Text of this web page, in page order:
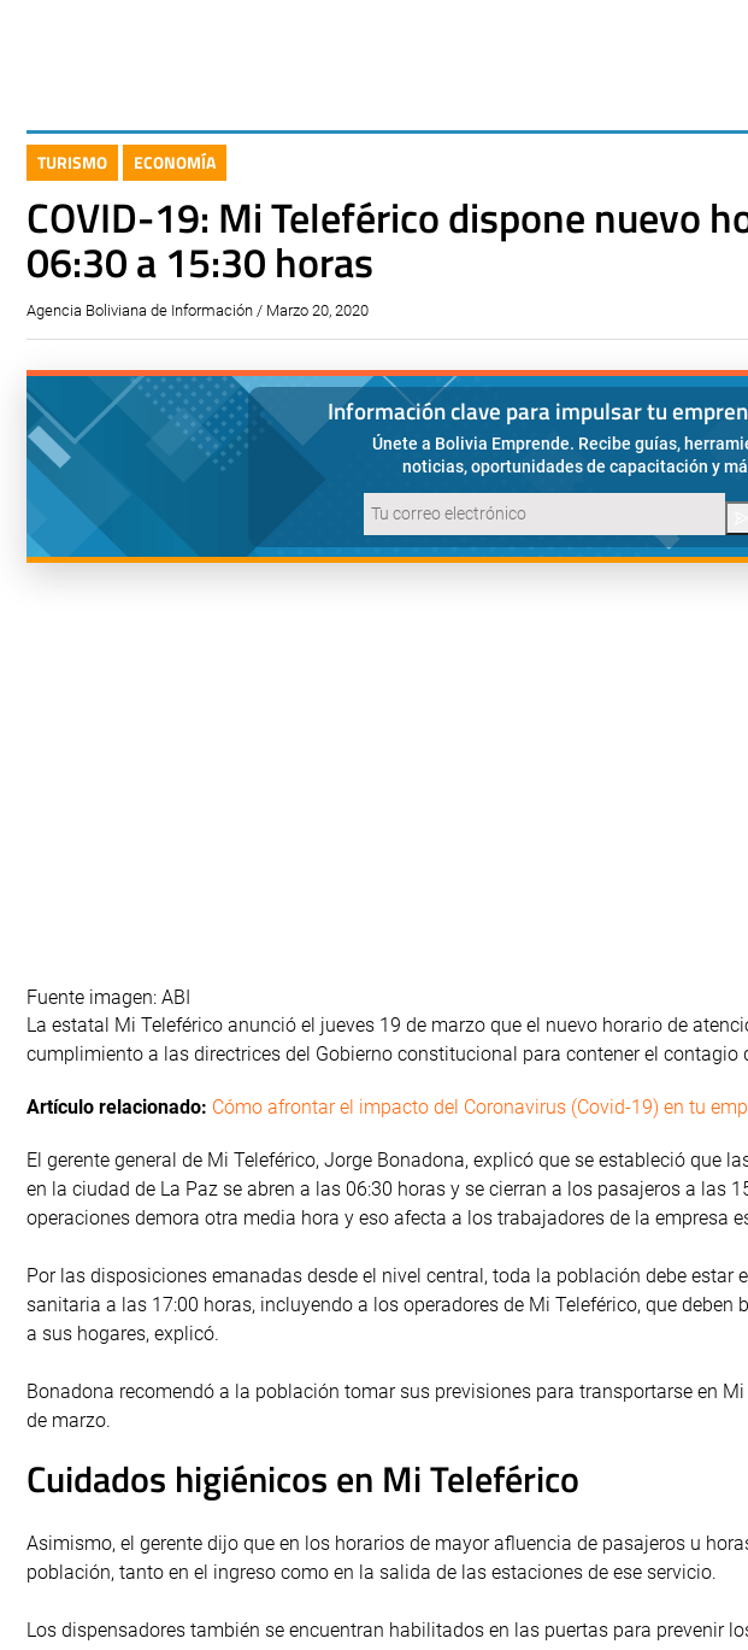
TURISMO ECONOMÍA
COVID-19: Mi Teleférico dispone nuevo
06:30 a 15:30 horas
Agencia Boliviana de Información / Marzo 20, 2020
Información clave para impulsar tu
Únete a Bolivia Emprende. Recibe guías,
noticias, oportunidades de capacitación y
Fuente imagen: ABI
La estatal Mi Teleférico anunció el jueves 19 de marzo que el nuevo horario de
cumplimiento a las directrices del Gobierno constitucional para contener el contagio
Artículo relacionado: Cómo afrontar el impacto del Coronavirus (Covid-19) en tu
El gerente general de Mi Teleférico, Jorge Bonadona, explicó que se estableció que
en la ciudad de La Paz se abren a las 06:30 horas y se cierran a los pasajeros a las
operaciones demora otra media hora y eso afecta a los trabajadores de la empresa
Por las disposiciones emanadas desde el nivel central, toda la población debe estar
sanitaria a las 17:00 horas, incluyendo a los operadores de Mi Teleférico, que
a sus hogares, explicó.
Bonadona recomendó a la población tomar sus previsiones para transportarse en
de marzo.
Cuidados higiénicos en Mi Teleférico
Asimismo, el gerente dijo que en los horarios de mayor afluencia de pasajeros u
población, tanto en el ingreso como en la salida de las estaciones de ese servicio.
Los dispensadores también se encuentran habilitados en las puertas para prevenir